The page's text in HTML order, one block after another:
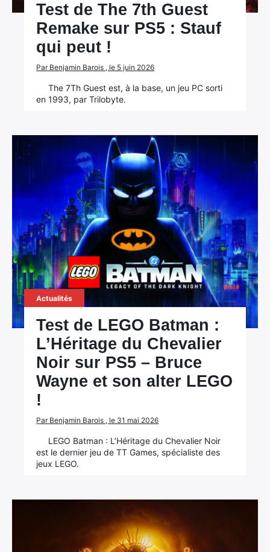
Test de The 7th Guest
Remake sur PS5 : Stauf
qui peut !
Par Benjamin Barois , le 5 juin 2026
The 7Th Guest est, à la base, un jeu PC sorti
en 1993, par Trilobyte.
Actualités
Test de LEGO Batman :
L’Héritage du Chevalier
Noir sur PS5 – Bruce
Wayne et son alter LEGO
!
Par Benjamin Barois , le 31 mai 2026
LEGO Batman : L’Héritage du Chevalier Noir
est le dernier jeu de TT Games, spécialiste des
jeux LEGO.